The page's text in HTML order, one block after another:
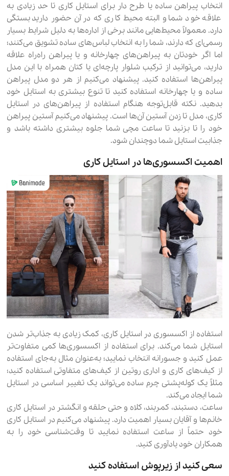
انتخاب پیراهن ساده یا طرح دار برای استایل کاری تا حد زیادی به
علاقه خود شما و البته محیط کاری که در آن حضور دارید بستگی
دارد. معمولاً محیط‌هایی مانند برخی از اداره‌ها به دلیل شرایط بسیار
رسمی‌ای که دارند، شما را به انتخاب لباس‌های ساده‌ تشویق می‌کنند؛
اما اگر خودتان به پیراهن‌های چهارخانه و یا پیراهن راه‌راه علاقه
دارید، می‌توانید از ترکیب شلوار پارچه‌ای یا کتان همراه با این مدل
پیراهن‌ها استفاده کنید. پیشنهاد می‌کنیم از هر دو مدل پیراهن
ساده و یا چهارخانه استفاده کنید تا تنوع بیشتری به استایل خود
بدهید. نکته قابل‌توجه هنگام استفاده از پیراهن‌های در استایل
کاری، مدل تا زدن آستین آن‌ها است. پیشنهاد می‌کنیم آستین پیراهن
خود را تا بزنید تا ساعت مچی شما جلوه بیشتری داشته باشد و
جذابیت استایل شما دوچندان شود.
اهمیت اکسسوری‌ها در استایل کاری
استفاده از اکسسوری در استایل کاری، کمک زیادی به جذاب‌تر شدن
استایل شما می‌کند. برای استفاده از اکسسوری‌ها کمی متفاوت‌تر
عمل کنید و جسورانه انتخاب نمایید؛ به‌عنوان مثال به‌جای استفاده
از کیف‌های کاری و اداری روتین از کیف‌های متفاوتی استفاده کنید؛
مثلاً یک کوله‌پشتی چرم ساده می‌تواند یک تغییر اساسی در استایل
شما ایجاد می‌کند.
ساعت، دستبند، کمربند، کلاه و حتی حلقه و انگشتر در استایل کاری
خانم‌ها و آقایان بسیار اهمیت دارد. پیشنهاد می‌کنیم در استایل کاری
خود حتماً از ساعت استفاده نمایید تا وقت‌شناسی خود را به
همکاران خود یادآوری کنید.
سعی کنید از زیرپوش استفاده کنید